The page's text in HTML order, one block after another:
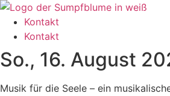
Zum
Inhalt
wechseln
Kontakt
Kontakt
So., 16. August
Musik für die Seele – ein